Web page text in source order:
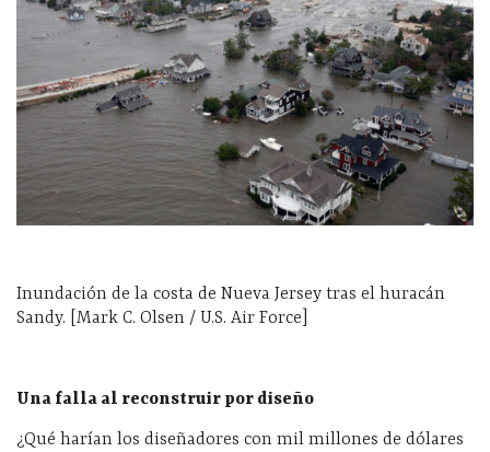
Inundación de la costa de Nueva Jersey tras el huracán
Sandy. [Mark C. Olsen / U.S. Air Force]
Una falla al reconstruir por diseño
¿Qué harían los diseñadores con mil millones de dólares